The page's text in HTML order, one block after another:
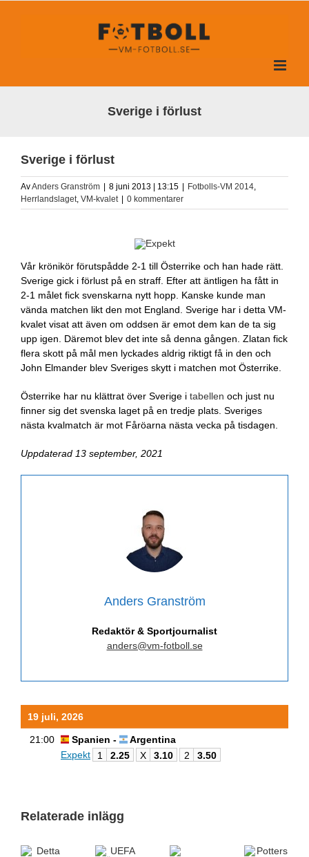
Sverige i förlust
Sverige i förlust
AvAnders Granström | 8 juni 2013 | 13:15 | Fotbolls-VM 2014,
Herrlandslaget, VM-kvalet | 0 kommentarer
Vår krönikör förutspådde 2-1 till Österrike och han hade rätt.
Sverige gick i förlust på en straff. Efter att äntligen ha fått in
2-1 målet fick svenskarna nytt hopp. Kanske kunde man
vända matchen likt den mot England. Sverige har i detta VM-
kvalet visat att även om oddsen är emot dem kan de ta sig
upp igen. Däremot blev det inte så denna gången. Zlatan fick
flera skott på mål men lyckades aldrig riktigt få in den och
John Elmander blev Sveriges skytt i matchen mot Österrike.
Österrike har nu klättrat över Sverige i tabellen och just nu
finner sig det svenska laget på en tredje plats. Sveriges
nästa kvalmatch är mot Fåröarna nästa vecka på tisdagen.
Uppdaterad 13 september, 2021
Anders Granström
Redaktör & Sportjournalist
anders@vm-fotboll.se
19 juli, 2026
21:00 Spanien -
Argentina
Expekt
1 2.25 X 3.10 2 3.50
Relaterade inlägg